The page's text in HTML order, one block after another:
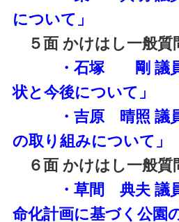
について」
５面 かけはし一般質
・石塚 剛 議
状と今後について」
・吉原 晴照 議員
の取り組みについて」
６面 かけはし一般質
・草間 典夫 議員
命化計画に基づく公園